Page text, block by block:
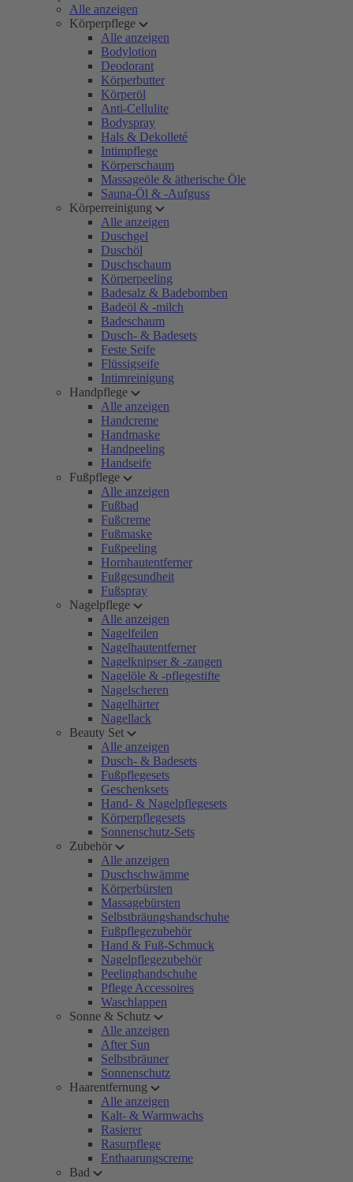
Alle anzeigen
Körperpflege
Alle anzeigen
Bodylotion
Deodorant
Körperbutter
Körperöl
Anti-Cellulite
Bodyspray
Hals & Dekolleté
Intimpflege
Körperschaum
Massageöle & ätherische Öle
Sauna-Öl & -Aufguss
Körperreinigung
Alle anzeigen
Duschgel
Duschöl
Duschschaum
Körperpeeling
Badesalz & Badebomben
Badeöl & -milch
Badeschaum
Dusch- & Badesets
Feste Seife
Flüssigseife
Intimreinigung
Handpflege
Alle anzeigen
Handcreme
Handmaske
Handpeeling
Handseife
Fußpflege
Alle anzeigen
Fußbad
Fußcreme
Fußmaske
Fußpeeling
Hornhautentferner
Fußgesundheit
Fußspray
Nagelpflege
Alle anzeigen
Nagelfeilen
Nagelhautentferner
Nagelknipser & -zangen
Nagelöle & -pflegestifte
Nagelscheren
Nagelhärter
Nagellack
Beauty Set
Alle anzeigen
Dusch- & Badesets
Fußpflegesets
Geschenksets
Hand- & Nagelpflegesets
Körperpflegesets
Sonnenschutz-Sets
Zubehör
Alle anzeigen
Duschschwämme
Körperbürsten
Massagebürsten
Selbstbräungshandschuhe
Fußpflegezubehör
Hand & Fuß-Schmuck
Nagelpflegezubehör
Peelinghandschuhe
Pflege Accessoires
Waschlappen
Sonne & Schutz
Alle anzeigen
After Sun
Selbstbräuner
Sonnenschutz
Haarentfernung
Alle anzeigen
Kalt- & Warmwachs
Rasierer
Rasurpflege
Enthaarungscreme
Bad